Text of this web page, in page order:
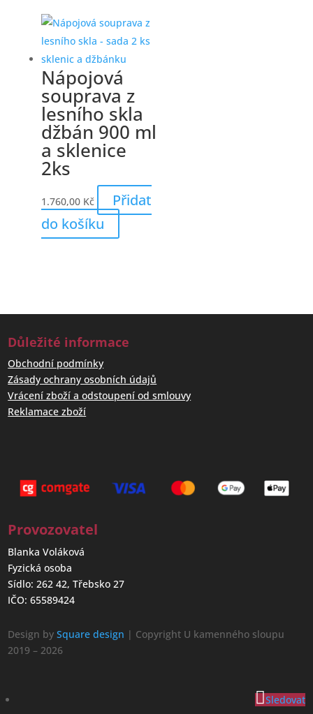
Nápojová
souprava z
lesního skla
džbán 900 ml
a sklenice
2ks
1.760,00 Kč
Přidat
do košíku
Důležité informace
Obchodní podmínky
Zásady ochrany osobních údajů
Vrácení zboží a odstoupení od smlouvy
Reklamace zboží
Provozovatel
Blanka Voláková
Fyzická osoba
Sídlo: 262 42, Třebsko 27
IČO: 65589424
Design bySquare design | Copyright U kamenného sloupu
2019 – 2026
Sledovat